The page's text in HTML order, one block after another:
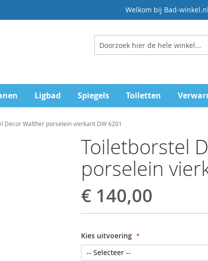
Welkom bij Bad-
Zoeken
Ligbad Spiegels Toiletten
Decor Walther porselein vierkant DW 6201
Toiletborstel
porselein
€ 140,00
Kies uitvoering